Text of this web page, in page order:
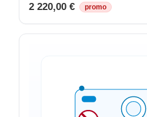
2 220,00 € promo